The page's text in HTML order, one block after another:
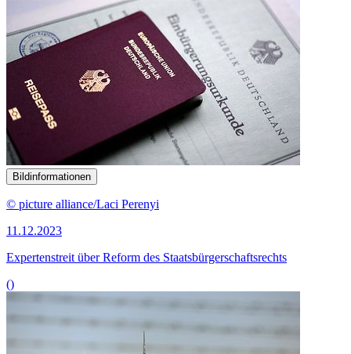
Bildinformationen
© picture alliance/Laci Perenyi
11.12.2023
Expertenstreit über Reform des Staatsbürgerschaftsrechts
()